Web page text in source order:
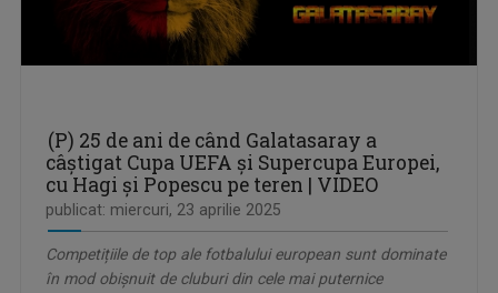
(P) 25 de ani de când Galatasaray a
câștigat Cupa UEFA și Supercupa Europei,
cu Hagi și Popescu pe teren | VIDEO
publicat: miercuri, 23 aprilie 2025
Competițiile de top ale fotbalului european sunt dominate
în mod obișnuit de cluburi din cele mai puternice